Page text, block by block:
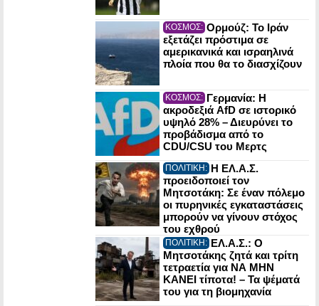
ΚΟΣΜΟΣ: Ορμούζ: Το Ιράν
εξετάζει πρόστιμα σε
αμερικανικά και ισραηλινά
πλοία που θα το διασχίζουν
ΚΟΣΜΟΣ: Γερμανία: Η
ακροδεξιά AfD σε ιστορικό
υψηλό 28% – Διευρύνει το
προβάδισμα από το
CDU/CSU του Μερτς
ΠΟΛΙΤΙΚΗ: Η ΕΛ.Α.Σ.
προειδοποιεί τον
Μητσοτάκη: Σε έναν πόλεμο
οι πυρηνικές εγκαταστάσεις
μπορούν να γίνουν στόχος
του εχθρού
ΠΟΛΙΤΙΚΗ: ΕΛ.Α.Σ.: Ο
Μητσοτάκης ζητά και τρίτη
τετραετία για ΝΑ ΜΗΝ
ΚΑΝΕΙ τίποτα! – Τα ψέματά
του για τη βιομηχανία